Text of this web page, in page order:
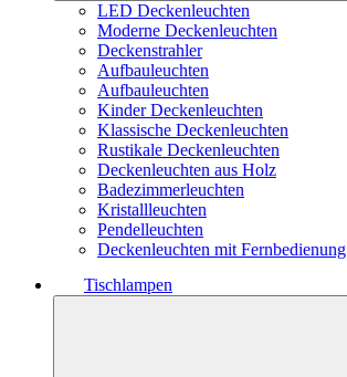
LED Deckenleuchten
Moderne Deckenleuchten
Deckenstrahler
Aufbauleuchten
Aufbauleuchten
Kinder Deckenleuchten
Klassische Deckenleuchten
Rustikale Deckenleuchten
Deckenleuchten aus Holz
Badezimmerleuchten
Kristallleuchten
Pendelleuchten
Deckenleuchten mit Fernbedienung
Tischlampen